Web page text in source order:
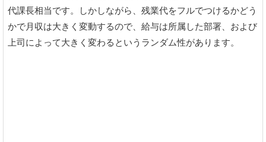
代課長相当です。しかしながら、残業代をフルでつけるかどう
かで月収は大きく変動するので、給与は所属した部署、および
上司によって大きく変わるというランダム性があります。